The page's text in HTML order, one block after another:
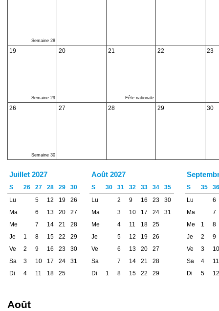
Semaine 28
19
Semaine 29
20 21
Fête nationale
22 23
26
Semaine 30
27 28 29 30
Juillet 2027
S 26 27 28 29
30
Lu
5 12 19
26
Ma
6 13 20
27
Me
7 14 21
28
Je
1 8 15 22
29
Ve
2 9 16 23
30
Sa
3 10 17 24
31
Di
4 11 18 25
Août 2027
S 30 31 32 33 34
35
Lu
2 9 16 23
30
Ma
3 10 17 24
31
Me
4 11 18
25
Je
5 12 19
26
Ve
6 13 20
27
Sa
7 14 21
28
Di
1 8 15 22 29
S 35
36
Lu
6
Ma
7
Me
1
8
Je
2
9
Ve
3
10
Sa
4
11
Di
5 12
Août